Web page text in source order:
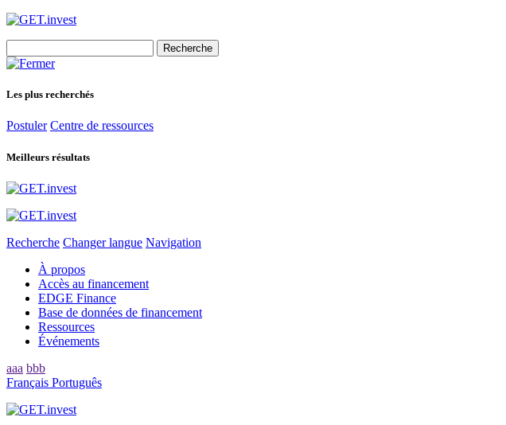
for:
Les plus recherchés
Postuler Centre de ressources
Meilleurs résultats
Recherche Changer langue Navigation
À propos
Accès au financement
EDGE Finance
Base de données de financement
Ressources
Événements
aaa bbb
Français Português